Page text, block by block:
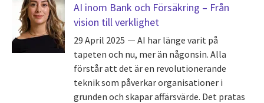
AI inom Bank och Försäkring – Från
vision till verklighet
29 April 2025
AI har länge varit på
tapeten och nu, mer än någonsin. Alla
förstår att det är en revolutionerande
teknik som påverkar organisationer i
grunden och skapar affärsvärde. Det pratas